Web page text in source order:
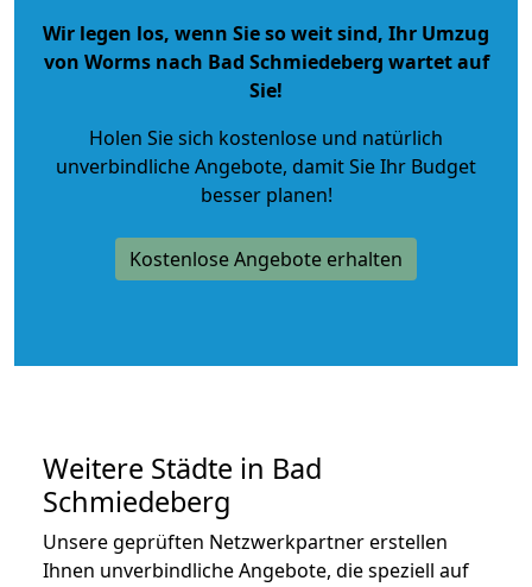
Wir legen los, wenn Sie so weit sind, Ihr Umzug
von Worms nach Bad Schmiedeberg wartet auf
Sie!
Holen Sie sich kostenlose und natürlich
unverbindliche Angebote, damit Sie Ihr Budget
besser planen!
Kostenlose Angebote erhalten
Weitere Städte in Bad
Schmiedeberg
Unsere geprüften Netzwerkpartner erstellen
Ihnen unverbindliche Angebote, die speziell auf